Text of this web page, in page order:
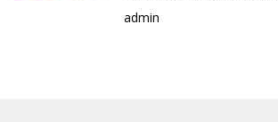
admin